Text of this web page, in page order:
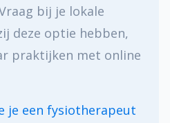
bij je lokale
deze optie hebben,
praktijken met online
je een fysiotherapeut